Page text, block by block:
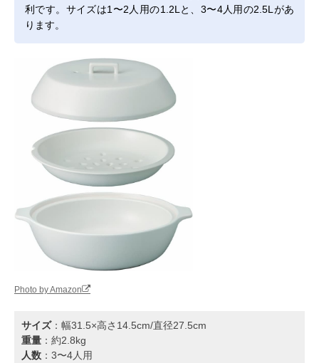
利です。サイズは1〜2人用の1.2Lと、3〜4人用の2.5Lがあ
ります。
Photo by Amazon
サイズ：幅31.5×高さ14.5cm/直径27.5cm
重量 ：約2.8kg
人数 ：3〜4人用